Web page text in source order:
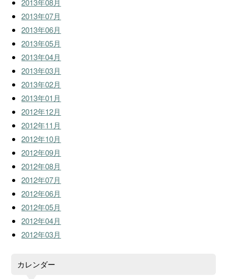
2013年07月
2013年06月
2013年05月
2013年04月
2013年03月
2013年02月
2013年01月
2012年12月
2012年11月
2012年10月
2012年09月
2012年08月
2012年07月
2012年06月
2012年05月
2012年04月
2012年03月
カレンダー